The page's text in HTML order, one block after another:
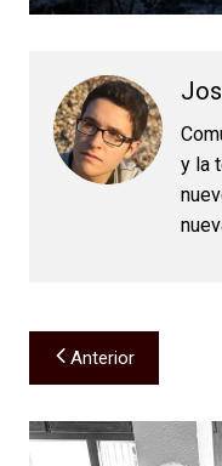
y la
Navegación
de
entradas
Anterior